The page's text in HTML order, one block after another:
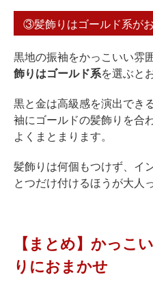
③髪飾りはゴールド系が
黒地の振袖をかっこいい雰
飾りはゴールド系を選ぶと
黒と金は高級感を演出でき
袖にゴールドの髪飾りを合
よくまとまります。
髪飾りは何個もつけず、イ
とつだけ付けるほうが大人
【まとめ】かっこ
りにおまかせ